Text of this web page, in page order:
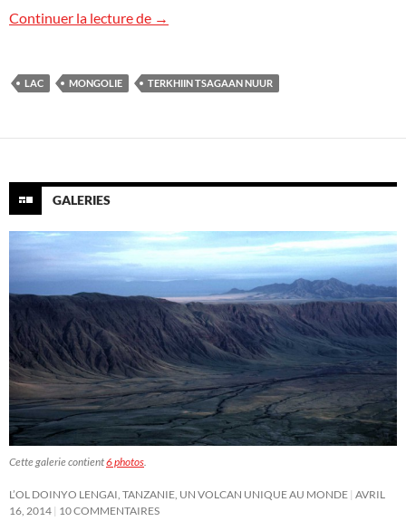
Continuer la lecture de Lac Terkhiin Tsagaan Nuur, Mongolie
→
LAC MONGOLIE TERKHIIN TSAGAAN NUUR
GALERIES
Cette galerie contient6 photos
L’OL DOINYO LENGAI, TANZANIE, UN VOLCAN UNIQUE AU MONDE AVRIL
16, 2014 10 COMMENTAIRES